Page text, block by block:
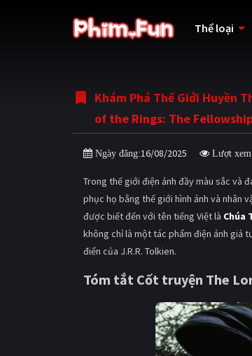
Thể loại
Khám Phá Thế Giới Huyền
of the Rings: The
Ngày đăng:16/08/2025 Lượt
Trong thế giới điện ảnh đầy màu sắc và
phục họ bằng thế giới hình ảnh và nhân
được biết đến với tên tiếng Việt là Chúa
không chỉ là một tác phẩm điện ảnh giả
điển của J.R.R. Tolkien.
Tóm tắt Cốt truyện The